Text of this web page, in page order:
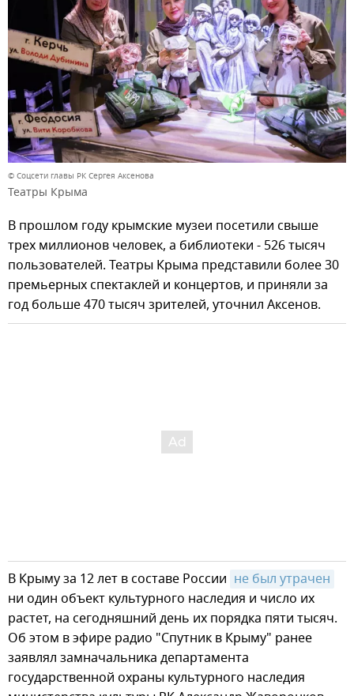
© Соцсети главы РК Сергея Аксенова
Театры Крыма
В прошлом году крымские музеи посетили свыше
трех миллионов человек, а библиотеки - 526 тысяч
пользователей. Театры Крыма представили более 30
премьерных спектаклей и концертов, и приняли за
год больше 470 тысяч зрителей, уточнил Аксенов.
В Крыму за 12 лет в составе России не был утрачен
ни один объект культурного наследия и число их
растет, на сегодняшний день их порядка пяти тысяч.
Об этом в эфире радио "Спутник в Крыму" ранее
заявлял замначальника департамента
государственной охраны культурного наследия